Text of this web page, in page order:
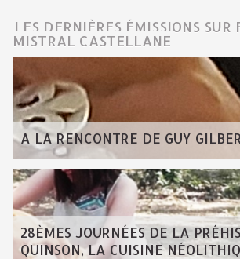
LES DERNIÈRES ÉMISSIONS SUR
MISTRAL CASTELLANE
A LA RENCONTRE DE GUY
28ÈMES JOURNÉES DE LA
QUINSON, LA CUISINE